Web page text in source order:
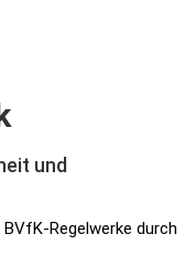
und
Regelwerke durch